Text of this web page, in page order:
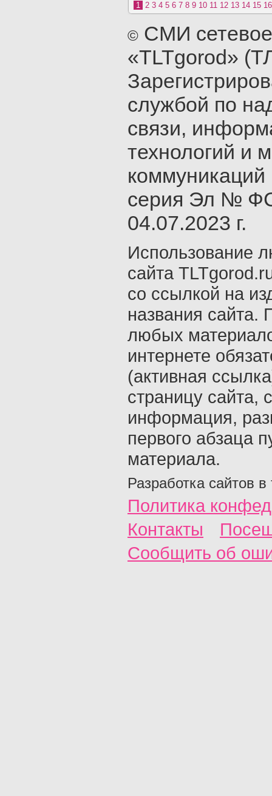
1 2 3 4 5 6 7 8 9 10 11 12 13 14 15 16
© СМИ
«TLTgorod»
службой по
связи,
технологий и
серия Эл №
04.07.2023 г.
Использование
сайта
со ссылкой на
названия сайта.
любых
интернете
(активная
страницу сайта,
информация,
первого абзаца
материала.
Разработка сайтов в
Политика
Контакты
Сообщить об